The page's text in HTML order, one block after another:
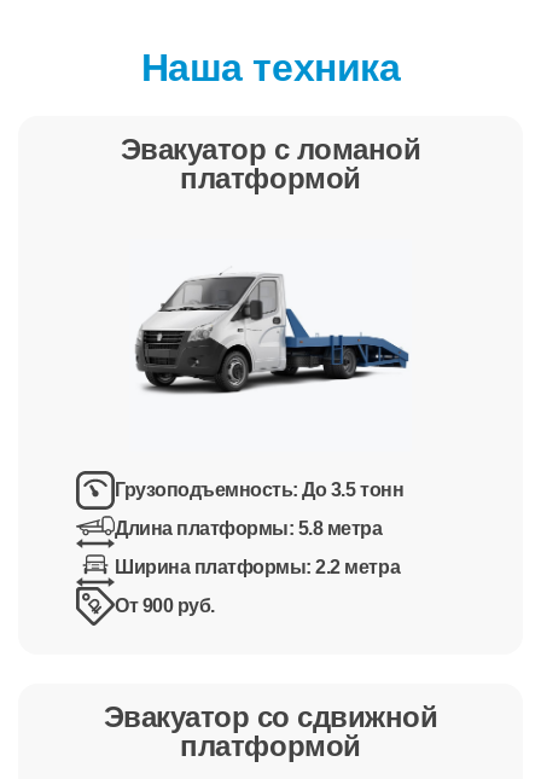
Наша техника
Эвакуатор с ломаной
платформой
Грузоподъемность:До 3.5 тонн
Длина платформы: 5.8 метра
Ширина платформы:2.2 метра
От 900 руб.
Эвакуатор со сдвижной
платформой